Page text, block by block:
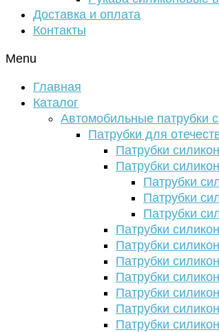
Доставка и оплата
Контакты
Menu
Главная
Каталог
Автомобильные патрубки
Патрубки для
Патрубки
Патрубки
Патрубки
Патрубки
Патрубки
Патрубки
Патрубки
Патрубки
Патрубки
Патрубки
Патрубки
Патрубки